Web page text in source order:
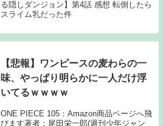
る隠しダンジョン】第4話 感想 転倒したら
スライム乳だった件
【悲報】ワンピースの麦わらの一
味、やっぱり明らかに一人だけ浮
いてるｗｗｗｗ
ONE PIECE 105：Amazon商品ページへ飛
びます著者：尾田栄一郎(週刊少年ジャン